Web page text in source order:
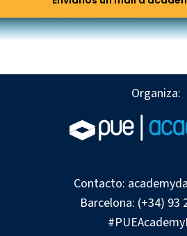
Organiza:
Contacto:
Barcelona: (+34) 93